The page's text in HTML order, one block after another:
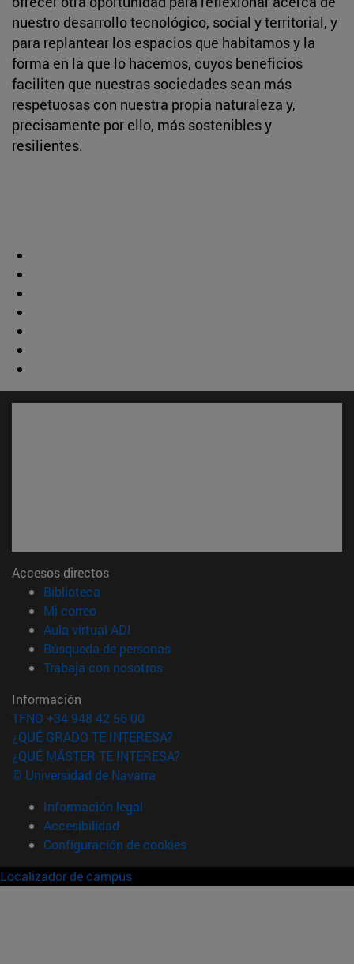
nuestro desarrollo tecnológico, social y territorial, y
para replantear los espacios que habitamos y la
forma en la que lo hacemos, cuyos beneficios
faciliten que nuestras sociedades sean más
respetuosas con nuestra propia naturaleza y,
precisamente por ello, más sostenibles y
resilientes.
Accesos directos
Biblioteca
Mi correo(abre en nueva ventana)
Aula virtual ADI
Búsqueda de personas(abre en nueva ventana)
Trabaja con nosotros(abre en nueva ventana)
Información
TFNO +34 948 42 56 00
¿QUÉ GRADO TE INTERESA?
¿QUÉ MÁSTER TE INTERESA?
© Universidad de Navarra
Información legal
Accesibilidad
Configuración de cookies
Localizador de campus